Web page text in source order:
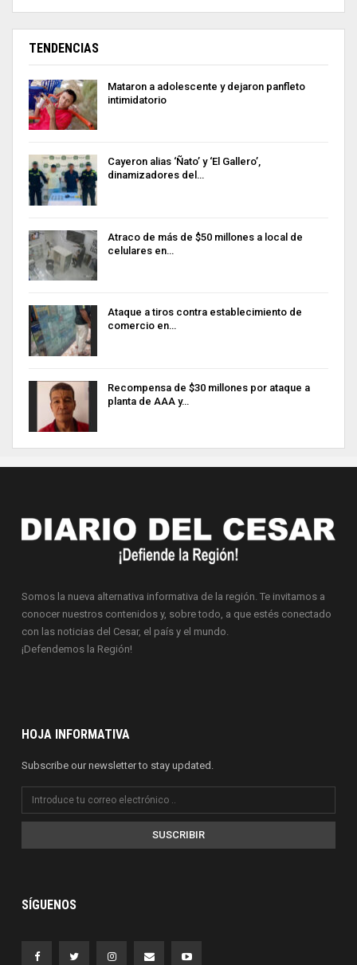
TENDENCIAS
Mataron a adolescente y dejaron panfleto
intimidatorio
Cayeron alias ‘Ñato’ y ‘El Gallero’,
dinamizadores del…
Atraco de más de $50 millones a local de
celulares en…
Ataque a tiros contra establecimiento de
comercio en…
Recompensa de $30 millones por ataque a
planta de AAA y…
Somos la nueva alternativa informativa de la región. Te invitamos a
conocer nuestros contenidos y, sobre todo, a que estés conectado
con las noticias del Cesar, el país y el mundo.
¡Defendemos la Región!
HOJA INFORMATIVA
Subscribe our newsletter to stay updated.
SUSCRIBIR
SÍGUENOS